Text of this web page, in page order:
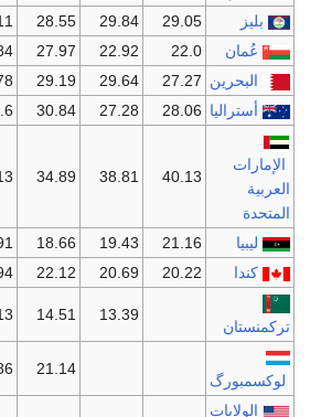
بليز
29.05
29.84
28.55
عُمان
22.0
22.92
27.97
البحرين 27.27
29.64
29.19
أستراليا 28.06
27.28
30.84
الإمارات
العربية
المتحدة
40.13
38.81
34.89
ليبيا 21.16
19.43
18.66
كندا
20.22
20.69
22.12
ترکمنستان
13.39
14.51
لوكسمبورگ
21.14
الولايات